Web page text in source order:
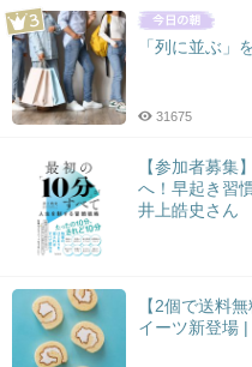
「列に並ぶ」
31675
【参加者募集
へ！早起き習
井上皓史さん
【2個で送料
イーツ新登場